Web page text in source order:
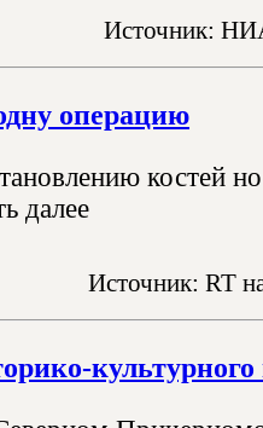
Источник:
операцию
костей
далее
Источник: RT
культурного